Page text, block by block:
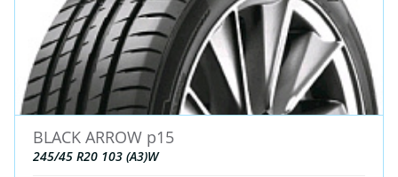
BLACK ARROW p15
245/45 R20 103 (A3)W